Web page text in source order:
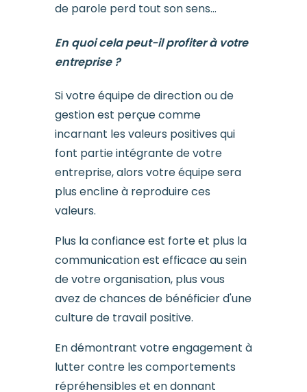
de parole perd tout son sens...
En quoi cela peut-il profiter à votre
entreprise ?
Si votre équipe de direction ou de
gestion est perçue comme
incarnant les valeurs positives qui
font partie intégrante de votre
entreprise, alors votre équipe sera
plus encline à reproduire ces
valeurs.
Plus la confiance est forte et plus la
communication est efficace au sein
de votre organisation, plus vous
avez de chances de bénéficier d'une
culture de travail positive.
En démontrant votre engagement à
lutter contre les comportements
répréhensibles et en donnant